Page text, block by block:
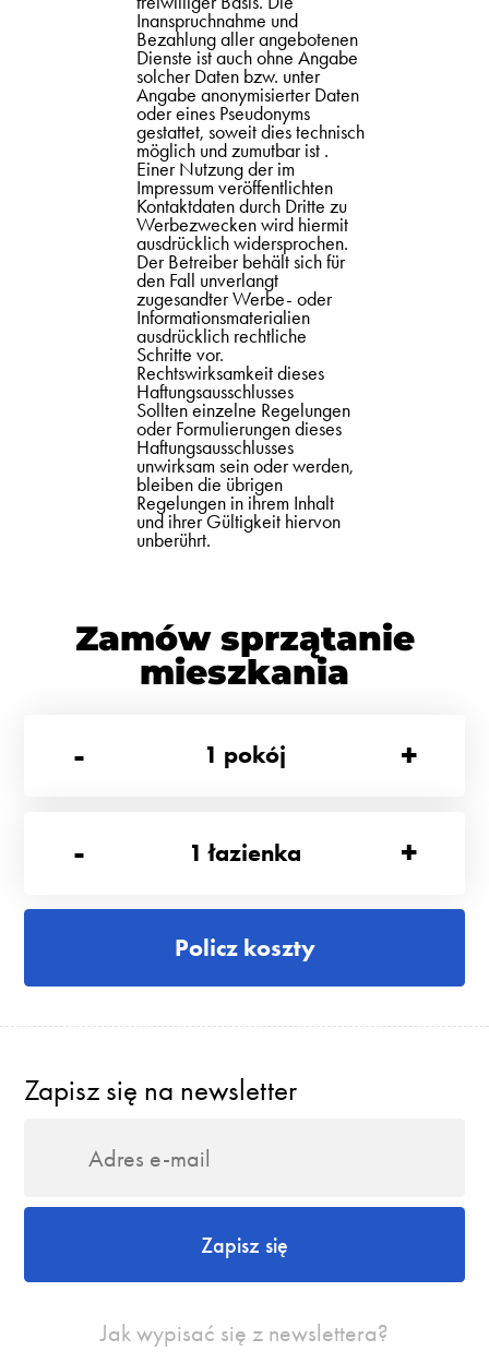
Inanspruchnahme und
Bezahlung aller angebotenen
Dienste ist auch ohne Angabe
solcher Daten bzw. unter
Angabe anonymisierter Daten
oder eines Pseudonyms
gestattet, soweit dies technisch
möglich und zumutbar ist .
Einer Nutzung der im
Impressum veröffentlichten
Kontaktdaten durch Dritte zu
Werbezwecken wird hiermit
ausdrücklich widersprochen.
Der Betreiber behält sich für
den Fall unverlangt
zugesandter Werbe- oder
Informationsmaterialien
ausdrücklich rechtliche
Schritte vor.
Rechtswirksamkeit dieses
Haftungsausschlusses
Sollten einzelne Regelungen
oder Formulierungen dieses
Haftungsausschlusses
unwirksam sein oder werden,
bleiben die übrigen
Regelungen in ihrem Inhalt
und ihrer Gültigkeit hiervon
unberührt.
Zamów sprzątanie
mieszkania
-
1 pokój +
- 1 łazienka +
Policz koszty
Zapisz się na newsletter
Zapisz się
Jak wypisać się z newslettera?